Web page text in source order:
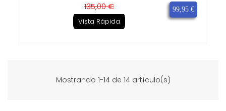
Precio
base
135,00 €Precio 99,95 €
Vista Rápida
Mostrando 1-14 de 14 artículo(s)